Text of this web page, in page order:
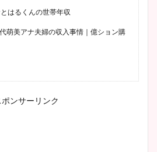
はるくんの世帯年収
萌美アナ夫婦の収入事情｜億ション購
ポンサーリンク